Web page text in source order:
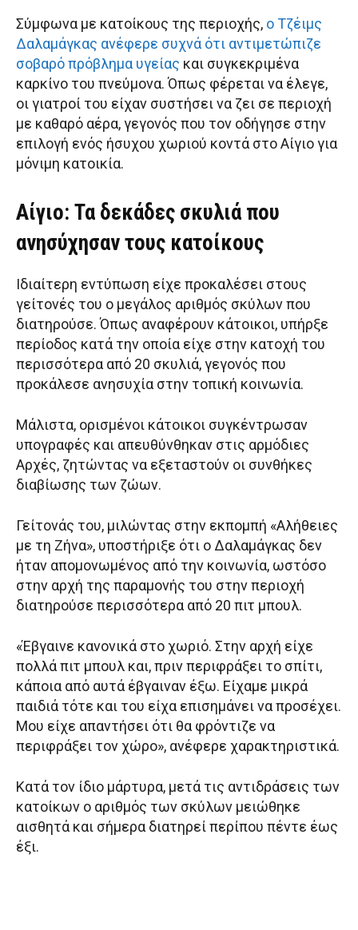
Σύμφωνα με κατοίκους της περιοχής, ο Τζέιμς
Δαλαμάγκας ανέφερε συχνά ότι αντιμετώπιζε
σοβαρό πρόβλημα υγείας και συγκεκριμένα
καρκίνο του πνεύμονα. Όπως φέρεται να έλεγε,
οι γιατροί του είχαν συστήσει να ζει σε περιοχή
με καθαρό αέρα, γεγονός που τον οδήγησε στην
επιλογή ενός ήσυχου χωριού κοντά στο Αίγιο για
μόνιμη κατοικία.
Αίγιο: Τα δεκάδες σκυλιά που
ανησύχησαν τους κατοίκους
Ιδιαίτερη εντύπωση είχε προκαλέσει στους
γείτονές του ο μεγάλος αριθμός σκύλων που
διατηρούσε. Όπως αναφέρουν κάτοικοι, υπήρξε
περίοδος κατά την οποία είχε στην κατοχή του
περισσότερα από 20 σκυλιά, γεγονός που
προκάλεσε ανησυχία στην τοπική κοινωνία.
Μάλιστα, ορισμένοι κάτοικοι συγκέντρωσαν
υπογραφές και απευθύνθηκαν στις αρμόδιες
Αρχές, ζητώντας να εξεταστούν οι συνθήκες
διαβίωσης των ζώων.
Γείτονάς του, μιλώντας στην εκπομπή «Αλήθειες
με τη Ζήνα», υποστήριξε ότι ο Δαλαμάγκας δεν
ήταν απομονωμένος από την κοινωνία, ωστόσο
στην αρχή της παραμονής του στην περιοχή
διατηρούσε περισσότερα από 20 πιτ μπουλ.
«Έβγαινε κανονικά στο χωριό. Στην αρχή είχε
πολλά πιτ μπουλ και, πριν περιφράξει το σπίτι,
κάποια από αυτά έβγαιναν έξω. Είχαμε μικρά
παιδιά τότε και του είχα επισημάνει να προσέχει.
Μου είχε απαντήσει ότι θα φρόντιζε να
περιφράξει τον χώρο», ανέφερε χαρακτηριστικά.
Κατά τον ίδιο μάρτυρα, μετά τις αντιδράσεις των
κατοίκων ο αριθμός των σκύλων μειώθηκε
αισθητά και σήμερα διατηρεί περίπου πέντε έως
έξι.